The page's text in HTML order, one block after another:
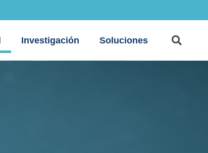
Investigación Soluciones